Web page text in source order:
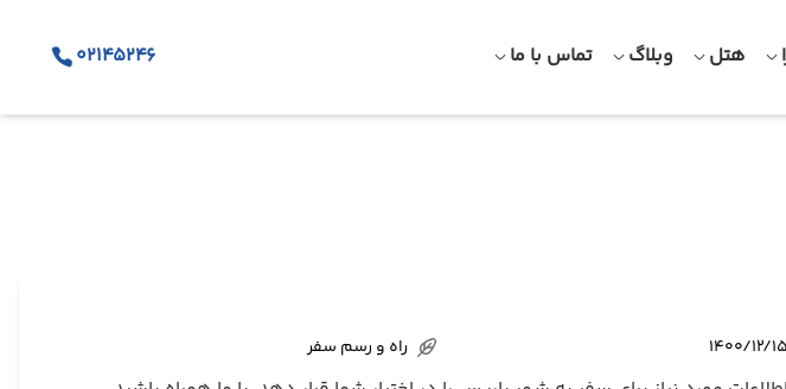
هتل وبلاگ تماس با ما 02145246
1400/12/15 راه و رسم سفر